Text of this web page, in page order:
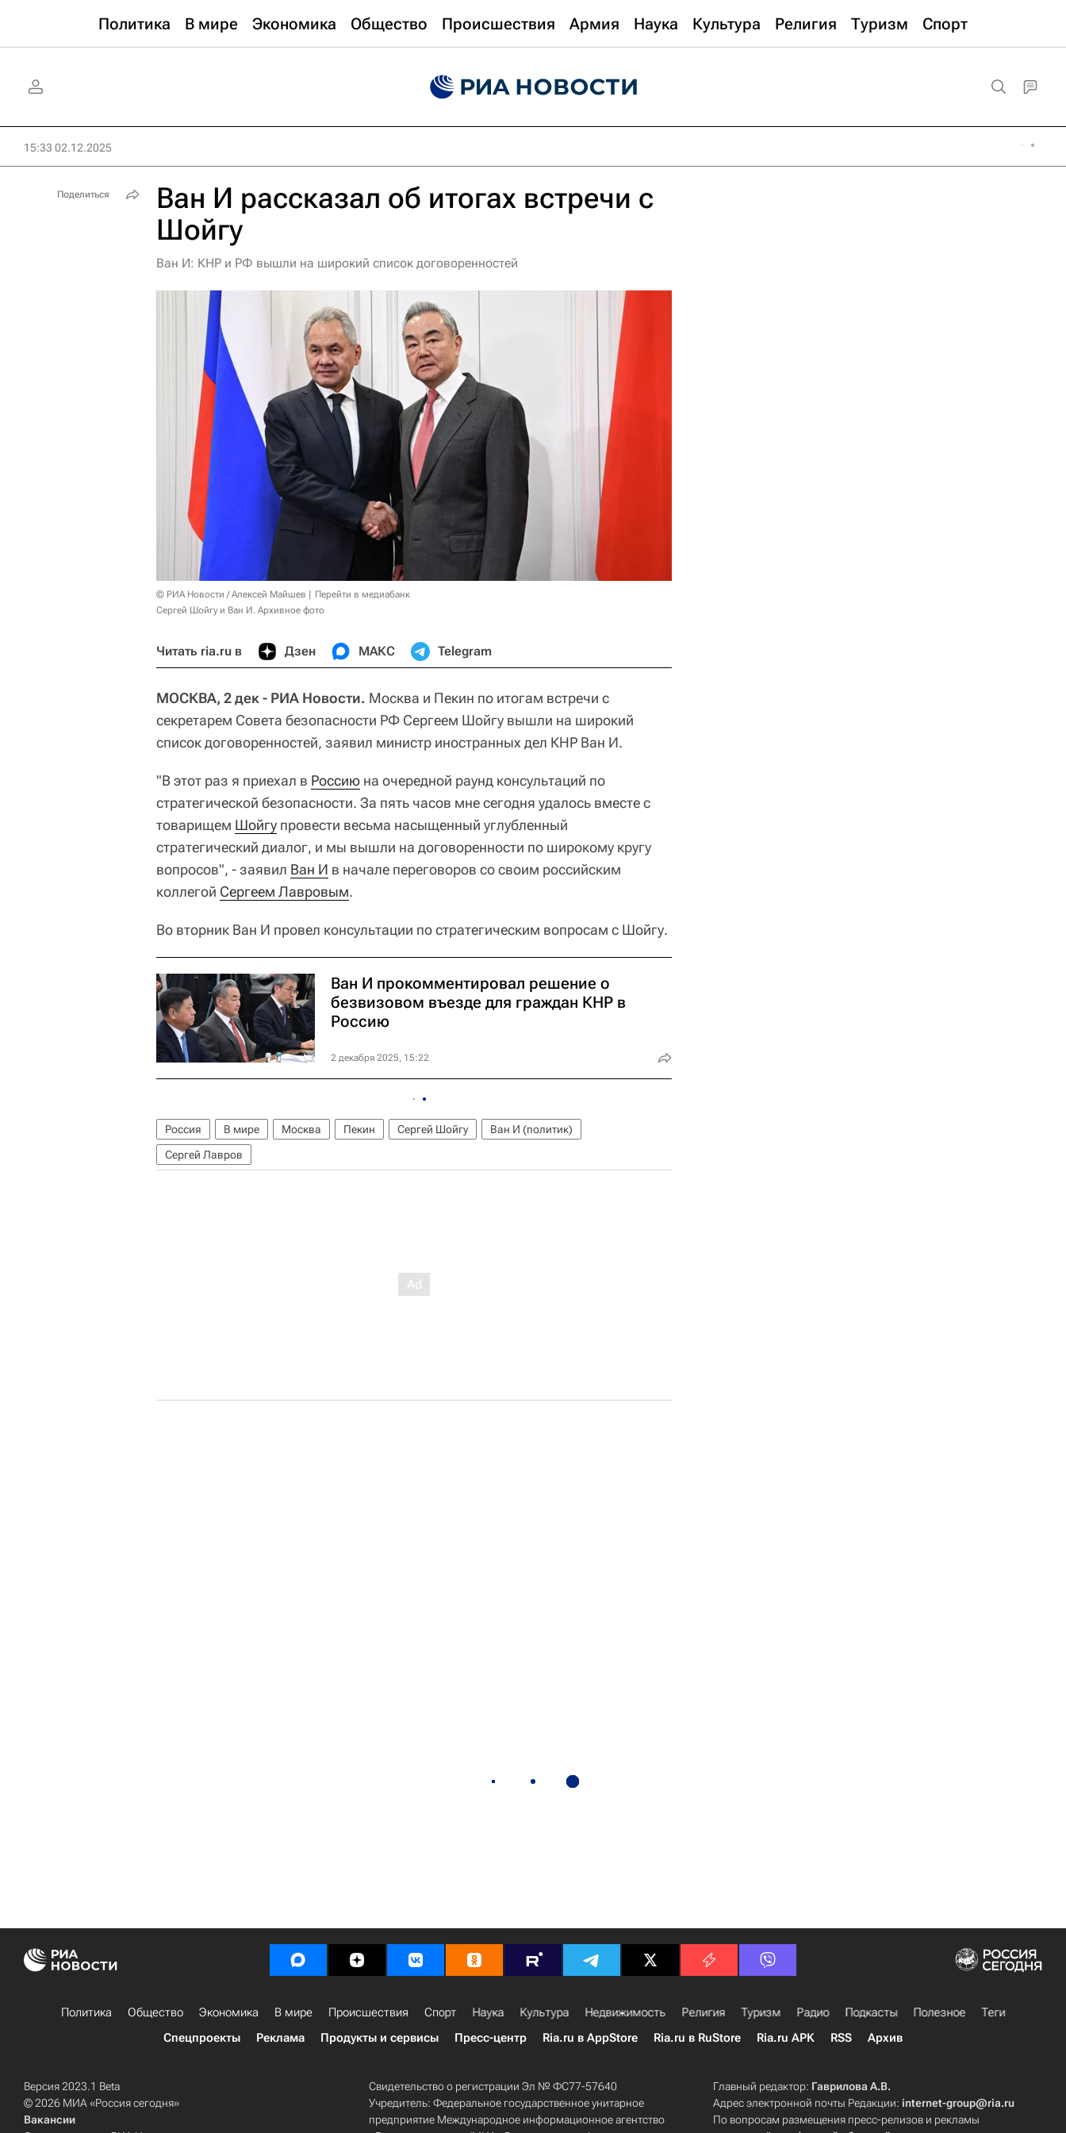
Политика В мире Экономика Общество Происшествия Армия Наука Культура Религия Туризм Спорт
15:33 02.12.2025
Ван И рассказал об итогах встречи с
Шойгу
Ван И: КНР и РФ вышли на широкий список договоренностей
© РИА Новости / Алексей Майшев
Перейти в медиабанк
Сергей Шойгу и Ван И. Архивное фото
Читать ria.ru в Дзен МАКС Telegram
МОСКВА, 2 дек - РИА Новости. Москва и Пекин по итогам встречи с
секретарем Совета безопасности РФ Сергеем Шойгу вышли на широкий
список договоренностей, заявил министр иностранных дел КНР Ван И.
"В этот раз я приехал в Россию на очередной раунд консультаций по
стратегической безопасности. За пять часов мне сегодня удалось вместе с
товарищем Шойгу провести весьма насыщенный углубленный
стратегический диалог, и мы вышли на договоренности по широкому кругу
вопросов", - заявил Ван И в начале переговоров со своим российским
коллегой Сергеем Лавровым.
Во вторник Ван И провел консультации по стратегическим вопросам с Шойгу.
Ван И прокомментировал решение о
безвизовом въезде для граждан КНР в
Россию
2 декабря 2025, 15:22
Россия В мире Москва Пекин Сергей Шойгу
Ван И (политик)
Сергей Лавров
Поделиться
Политика Общество Экономика В мире Происшествия Спорт Наука Культура Недвижимость Религия Туризм Радио Подкасты Полезное
Теги
Спецпроекты
Реклама Продукты и сервисы Пресс-центр Ria.ru в AppStore Ria.ru в RuStore Ria.ru APK RSS Архив
Версия 2023.1 Beta
© 2026 МИА «Россия сегодня»
Вакансии
Свидетельство о регистрации Эл № ФС77-57640
Учредитель: Федеральное государственное унитарное
предприятие Международное информационное агентство
Главный редактор: Гаврилова А.В.
Адрес электронной почты Редакции:internet-group@ria.ru
По вопросам размещения пресс-релизов и рекламы